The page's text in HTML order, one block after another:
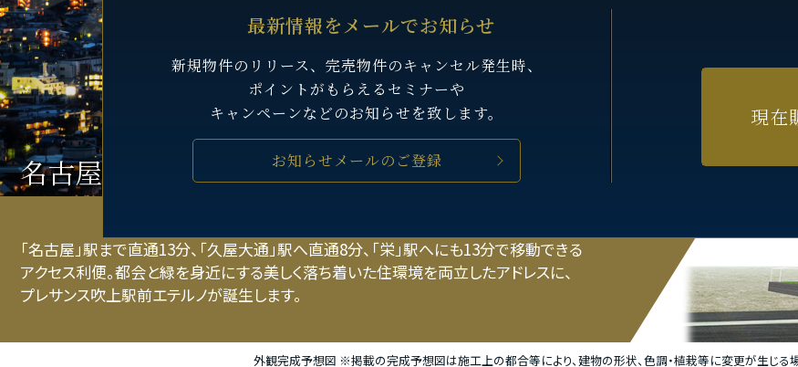
最新情報をメールでお知らせ
新規物件のリリース、完売物件のキャンセル発生時、
ポイントがもらえるセミナーや
キャンペーンなどのお知らせを致します。
お知らせメールのご登録
現在
名古屋を住みこなす機動力
「名古屋」駅まで直通13分、「久屋大通」駅へ直通8分、「栄」駅へにも13分で移動できる
アクセス利便。都会と緑を身近にする美しく落ち着いた住環境を両立したアドレスに、
プレサンス吹上駅前エテルノが誕生します。
外観完成予想図 ※掲載の完成予想図は施工上の都合等により、建物の形状、色調・植栽等に変更が生じる場